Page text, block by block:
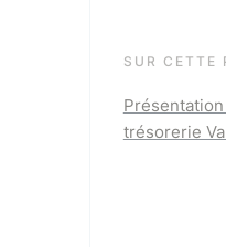
SUR CETTE
trésorerie